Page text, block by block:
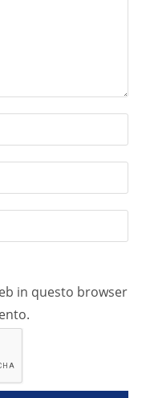
in questo browser